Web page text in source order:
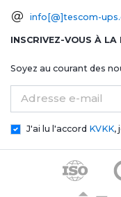
info[@]tescom-
INSCRIVEZ-VOUS À LA
Soyez au courant des
Adresse e-mail
J'ai lu l'accord KVKK,